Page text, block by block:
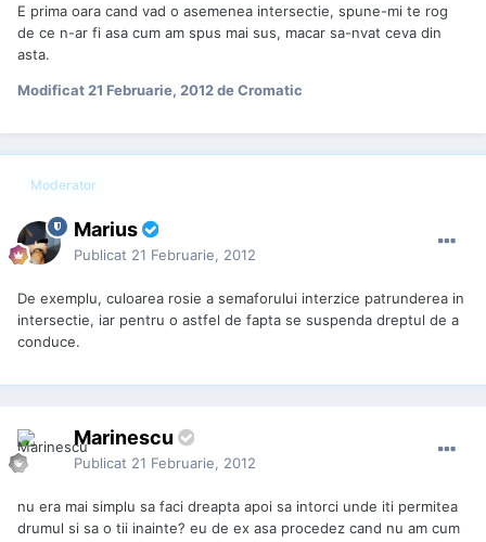
E prima oara cand vad o asemenea intersectie, spune-mi te rog
de ce n-ar fi asa cum am spus mai sus, macar sa-nvat ceva din
asta.
Modificat 21 Februarie, 2012de Cromatic
Moderator
Marius
Publicat 21 Februarie, 2012
De exemplu, culoarea rosie a semaforului interzice patrunderea in
intersectie, iar pentru o astfel de fapta se suspenda dreptul de a
conduce.
Marinescu
Publicat 21 Februarie, 2012
nu era mai simplu sa faci dreapta apoi sa intorci unde iti permitea
drumul si sa o tii inainte? eu de ex asa procedez cand nu am cum